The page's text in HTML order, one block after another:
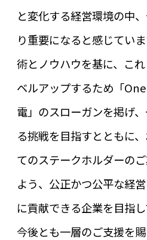
と変化する経営環境の中
り重要になると感じてい
術とノウハウを基に、こ
ベルアップするため「
電」のスローガンを掲げ
る挑戦を目指すとともに
てのステークホルダーの
よう、公正かつ公平な経
に貢献できる企業を目指し
今後とも一層のご支援を